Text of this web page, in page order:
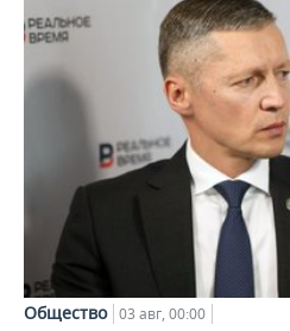
Общество 03 авг, 00:00